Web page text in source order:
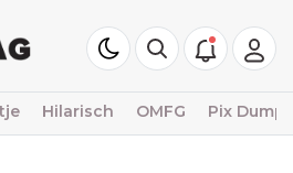
Hilarisch OMFG Pix Dump